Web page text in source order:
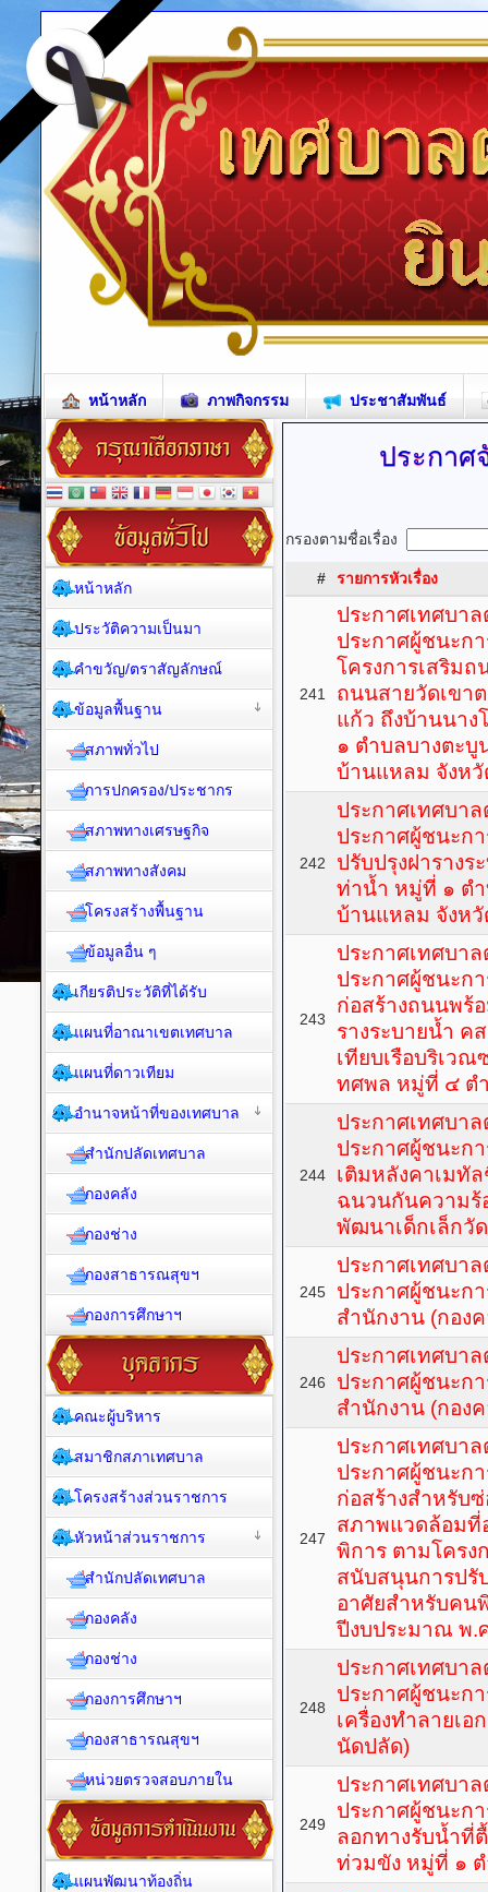
หน้าหลัก ภาพกิจกรรม ประชาสัมพันธ์
ประกาศ
กรองตามชื่อเรื่อง
# รายการหัวเรื่อง
241
ประกาศเทศบาล
ประกาศผู้ชนะก
โครงการเสริม
ถนนสายวัดเขาต
แก้ว ถึงบ้านนา
๑ ตำบลบางตะบู
บ้านแหลม จังหวั
242
ประกาศเทศบาล
ประกาศผู้ชนะก
ปรับปรุงฝาราง
ท่าน้ำ หมู่ที่ ๑ ตำ
บ้านแหลม จังหวั
243
ประกาศเทศบาล
ประกาศผู้ชนะก
ก่อสร้างถนนพร้
รางระบายน้ำ ค
เทียบเรือบริเว
ทศพล หมู่ที่ ๔ ต
244
ประกาศเทศบาล
ประกาศผู้ชนะก
เติมหลังคาเมทั
ฉนวนกันความร้
พัฒนาเด็กเล็กวั
245
ประกาศเทศบาล
ประกาศผู้ชนะก
สำนักงาน (กอง
246
ประกาศเทศบาล
ประกาศผู้ชนะก
สำนักงาน (กอง
247
ประกาศเทศบาล
ประกาศผู้ชนะก
ก่อสร้างสำหรับ
สภาพแวดล้อมที่
พิการ ตามโครง
สนับสนุนการปรั
อาศัยสำหรับคน
ปีงบประมาณ พ.
248
ประกาศเทศบาล
ประกาศผู้ชนะก
เครื่องทำลายเอ
นัดปลัด)
249
ประกาศเทศบาล
ประกาศผู้ชนะก
ลอกทางรับน้ำที่
ท่วมขัง หมู่ที่ ๑
หน้าหลัก
ประวัติความเป็นมา
คำขวัญ/ตราสัญลักษณ์
ข้อมูลพื้นฐาน
สภาพทั่วไป
การปกครอง/ประชากร
สภาพทางเศรษฐกิจ
สภาพทางสังคม
โครงสร้างพื้นฐาน
ข้อมูลอื่น ๆ
เกียรติประวัติที่ได้รับ
แผนที่อาณาเขตเทศบาล
แผนที่ดาวเทียม
อำนาจหน้าที่ของเทศบาล
สำนักปลัดเทศบาล
กองคลัง
กองช่าง
กองสาธารณสุขฯ
กองการศึกษาฯ
คณะผู้บริหาร
สมาชิกสภาเทศบาล
โครงสร้างส่วนราชการ
หัวหน้าส่วนราชการ
สำนักปลัดเทศบาล
กองคลัง
กองช่าง
กองการศึกษาฯ
กองสาธารณสุขฯ
หน่วยตรวจสอบภายใน
แผนพัฒนาท้องถิ่น